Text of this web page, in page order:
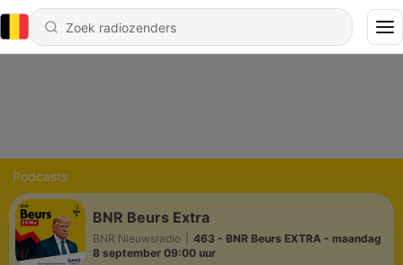
Podcasts
BNR Beurs Extra
BNR Nieuwsradio
463 - BNR Beurs EXTRA - maandag
8 september 09:00 uur